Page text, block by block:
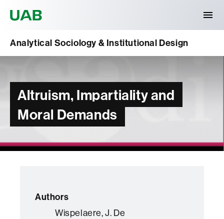
Analytical Sociology & Institutional Design
Altruism, Impartiality and
Moral Demands
Authors
Wispelaere, J. De